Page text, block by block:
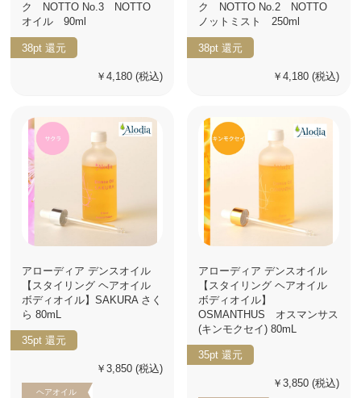
ク NOTTO No.3 NOTTO
オイル 90ml
38pt 還元
￥4,180 (税込)
ク NOTTO No.2 NOTTO
ノットミスト 250ml
38pt 還元
￥4,180 (税込)
アローディア デンスオイル
【スタイリング ヘアオイル
ボディオイル】SAKURA さく
ら 80mL
35pt 還元
￥3,850 (税込)
ヘアオイル
アローディア デンスオイル
【スタイリング ヘアオイル
ボディオイル】
OSMANTHUS オスマンサス
(キンモクセイ) 80mL
35pt 還元
￥3,850 (税込)